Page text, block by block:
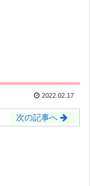
2022.02.17
次の記事へ